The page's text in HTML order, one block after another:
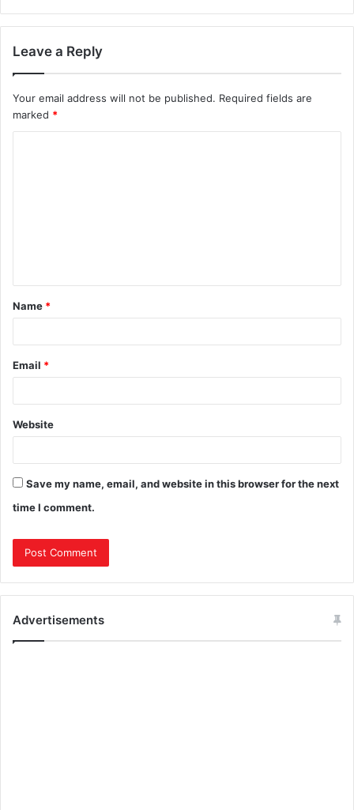
Leave a Reply
Your email address will not be published. Required fields are
marked *
Name *
Email *
Website
Save my name, email, and website in this browser for the next
time I comment.
Advertisements